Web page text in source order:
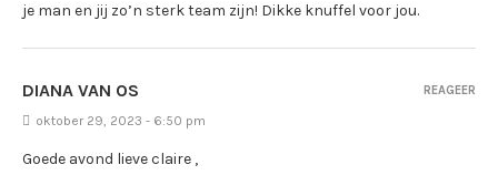
je man en jij zo’n sterk team zijn! Dikke knuffel voor jou.
DIANA VAN OS
oktober 29, 2023 - 6:50 pm
Goede avond lieve claire ,
REAGEER